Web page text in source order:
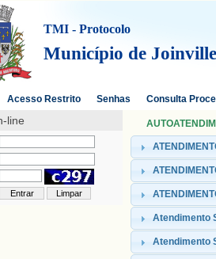
TMI - Protocolo
Município de Joinville
Acesso Restrito Senhas Consulta
line
Atendimento
Atendimento